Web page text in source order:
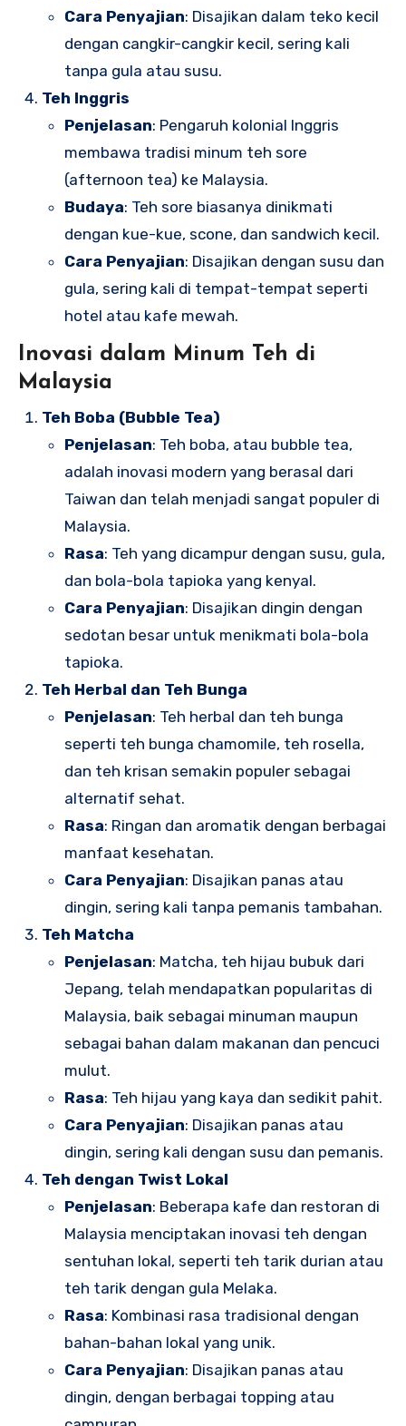
Cara Penyajian: Disajikan dalam teko kecil
dengan cangkir-cangkir kecil, sering kali
tanpa gula atau susu.
Teh Inggris
Penjelasan: Pengaruh kolonial Inggris
membawa tradisi minum teh sore
(afternoon tea) ke Malaysia.
Budaya: Teh sore biasanya dinikmati
dengan kue-kue, scone, dan sandwich kecil.
Cara Penyajian: Disajikan dengan susu dan
gula, sering kali di tempat-tempat seperti
hotel atau kafe mewah.
Inovasi dalam Minum Teh di
Malaysia
Teh Boba (Bubble Tea)
Penjelasan: Teh boba, atau bubble tea,
adalah inovasi modern yang berasal dari
Taiwan dan telah menjadi sangat populer di
Malaysia.
Rasa: Teh yang dicampur dengan susu, gula,
dan bola-bola tapioka yang kenyal.
Cara Penyajian: Disajikan dingin dengan
sedotan besar untuk menikmati bola-bola
tapioka.
Teh Herbal dan Teh Bunga
Penjelasan: Teh herbal dan teh bunga
seperti teh bunga chamomile, teh rosella,
dan teh krisan semakin populer sebagai
alternatif sehat.
Rasa: Ringan dan aromatik dengan berbagai
manfaat kesehatan.
Cara Penyajian: Disajikan panas atau
dingin, sering kali tanpa pemanis tambahan.
Teh Matcha
Penjelasan: Matcha, teh hijau bubuk dari
Jepang, telah mendapatkan popularitas di
Malaysia, baik sebagai minuman maupun
sebagai bahan dalam makanan dan pencuci
mulut.
Rasa: Teh hijau yang kaya dan sedikit pahit.
Cara Penyajian: Disajikan panas atau
dingin, sering kali dengan susu dan pemanis.
Teh dengan Twist Lokal
Penjelasan: Beberapa kafe dan restoran di
Malaysia menciptakan inovasi teh dengan
sentuhan lokal, seperti teh tarik durian atau
teh tarik dengan gula Melaka.
Rasa: Kombinasi rasa tradisional dengan
bahan-bahan lokal yang unik.
Cara Penyajian: Disajikan panas atau
dingin, dengan berbagai topping atau